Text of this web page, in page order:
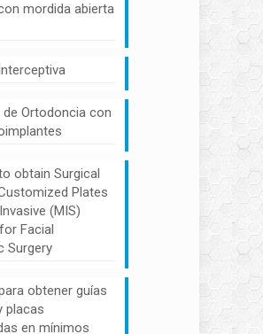
mordida abierta
Ortodoncia con
obtain Surgical
Plates
(MIS)
Facial
Surgery
obtener guías
placas
en mínimos